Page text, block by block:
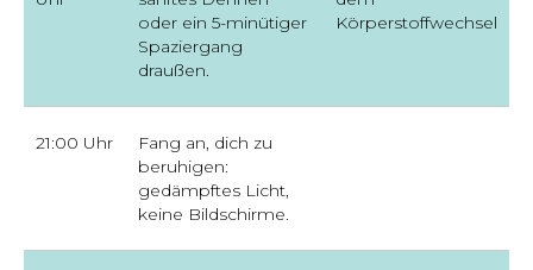
oder ein 5-minütiger
Spaziergang
draußen.
Körperstoffwechsel
21:00 Uhr
Fang an, dich zu
beruhigen:
gedämpftes Licht,
keine Bildschirme.